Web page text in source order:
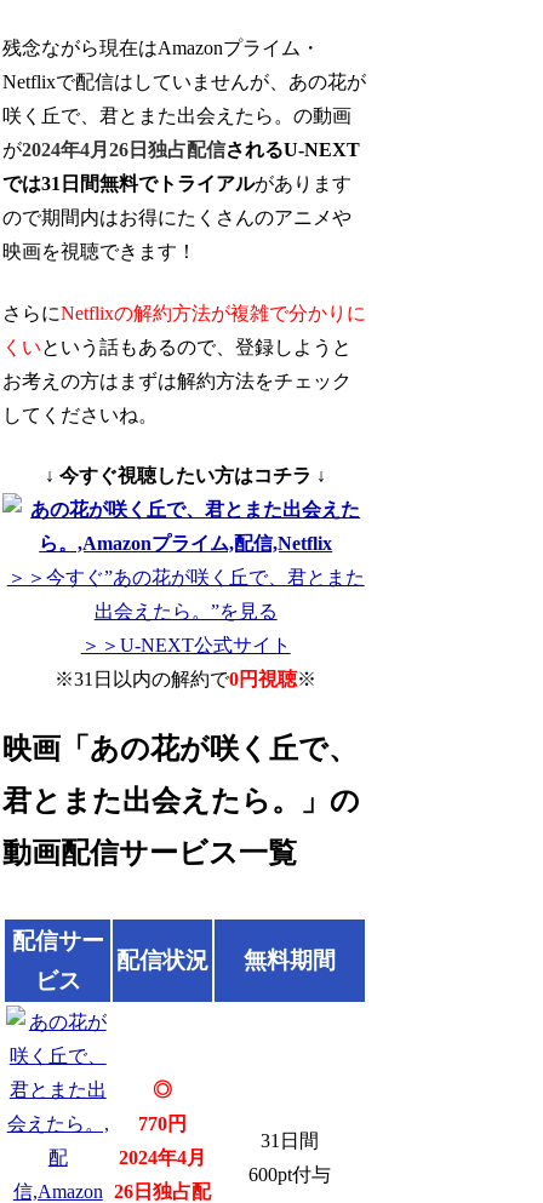
残念ながら現在はAmazonプライム・
Netflixで配信はしていませんが、あの花が
咲く丘で、君とまた出会えたら。の動画
が2024年4月26日独占配信されるU-NEXT
では31日間無料でトライアルがあります
ので期間内はお得にたくさんのアニメや
映画を視聴できます！
さらにNetflixの解約方法が複雑で分かりに
くいという話もあるので、登録しようと
お考えの方はまずは解約方法をチェック
してくださいね。
↓ 今すぐ視聴したい方はコチラ ↓
＞＞今すぐ”あの花が咲く丘で、君とまた
出会えたら。”を見る
＞＞U-NEXT公式サイト
※31日以内の解約で0円視聴※
映画「あの花が咲く丘で、
君とまた出会えたら。」の
動画配信サービス一覧
配信サー
ビス
配信状況 無料期間
◎
770円
2024年4月
26日独占配
31日間
600pt付与